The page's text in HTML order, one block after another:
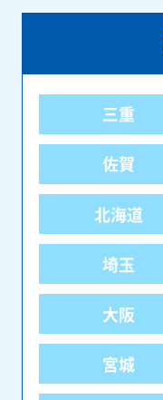
三重
佐賀
北海道
埼玉
大阪
宮城